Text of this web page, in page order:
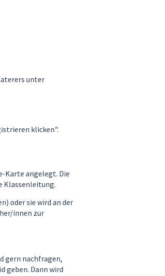
unter
klicken".
Karte angelegt. Die
Klassenleitung.
oder sie wird an der
innen zur
gern nachfragen,
geben. Dann wird